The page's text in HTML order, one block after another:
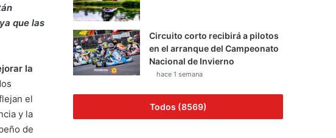
que las
la
el
y la
de
Circuito corto recibirá a pilotos
en el arranque del Campeonato
Nacional de Invierno
hace 1 semana
Todos (8569)